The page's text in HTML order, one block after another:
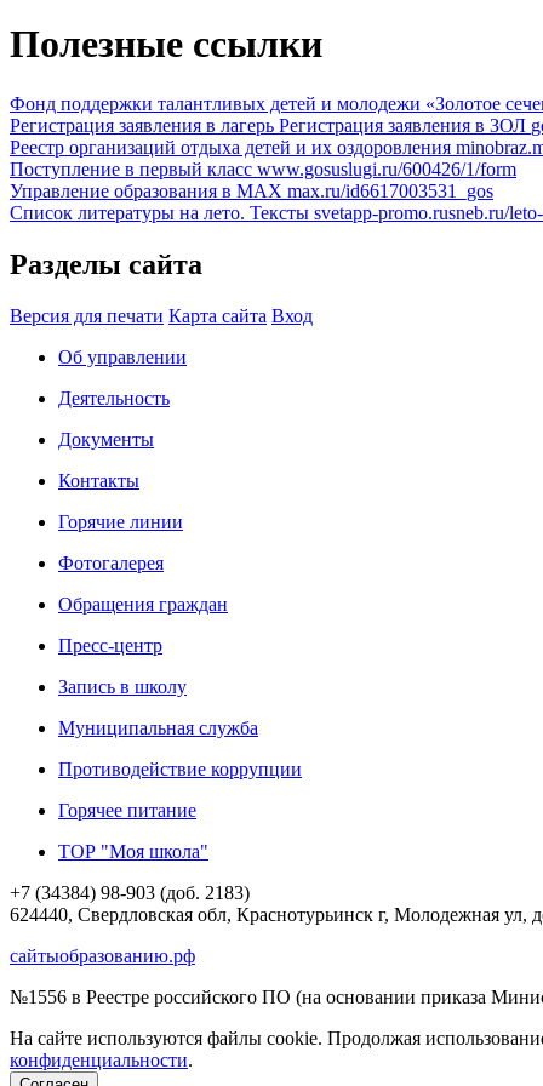
Полезные ссылки
Фонд поддержки талантливых детей и молодежи «Золотое
Регистрация заявления в лагерь Регистрация заявления в ЗОЛ
Реестр организаций отдыха детей и их оздоровления
Поступление в первый класс www.gosuslugi.ru/600426/1/form
Управление образования в МАХ max.ru/id6617003531_gos
Список литературы на лето. Тексты svetapp-promo.rusneb.ru/
Разделы сайта
Версия для печати Карта сайта Вход
Об управлении
Деятельность
Документы
Контакты
Горячие линии
Фотогалерея
Обращения граждан
Пресс-центр
Запись в школу
Муниципальная служба
Противодействие коррупции
Горячее питание
ТОР "Моя школа"
+7 (34384) 98-903 (доб. 2183)
624440, Свердловская обл, Краснотурьинск г, Молодежная ул,
сайтыобразованию.рф
№1556 в Реестре российского ПО (на основании приказа
На сайте используются файлы cookie. Продолжая
конфиденциальности.